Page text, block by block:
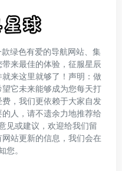
绿色有爱的导航网站、集
来最佳的体验，征服星辰
来这里就够了！声明：做
它未来能够成为您每天打
，我们更依赖于大家自发
人，请不遗余力地推荐给
见或建议，欢迎给我们留
站更新的信息，我们会在
您。